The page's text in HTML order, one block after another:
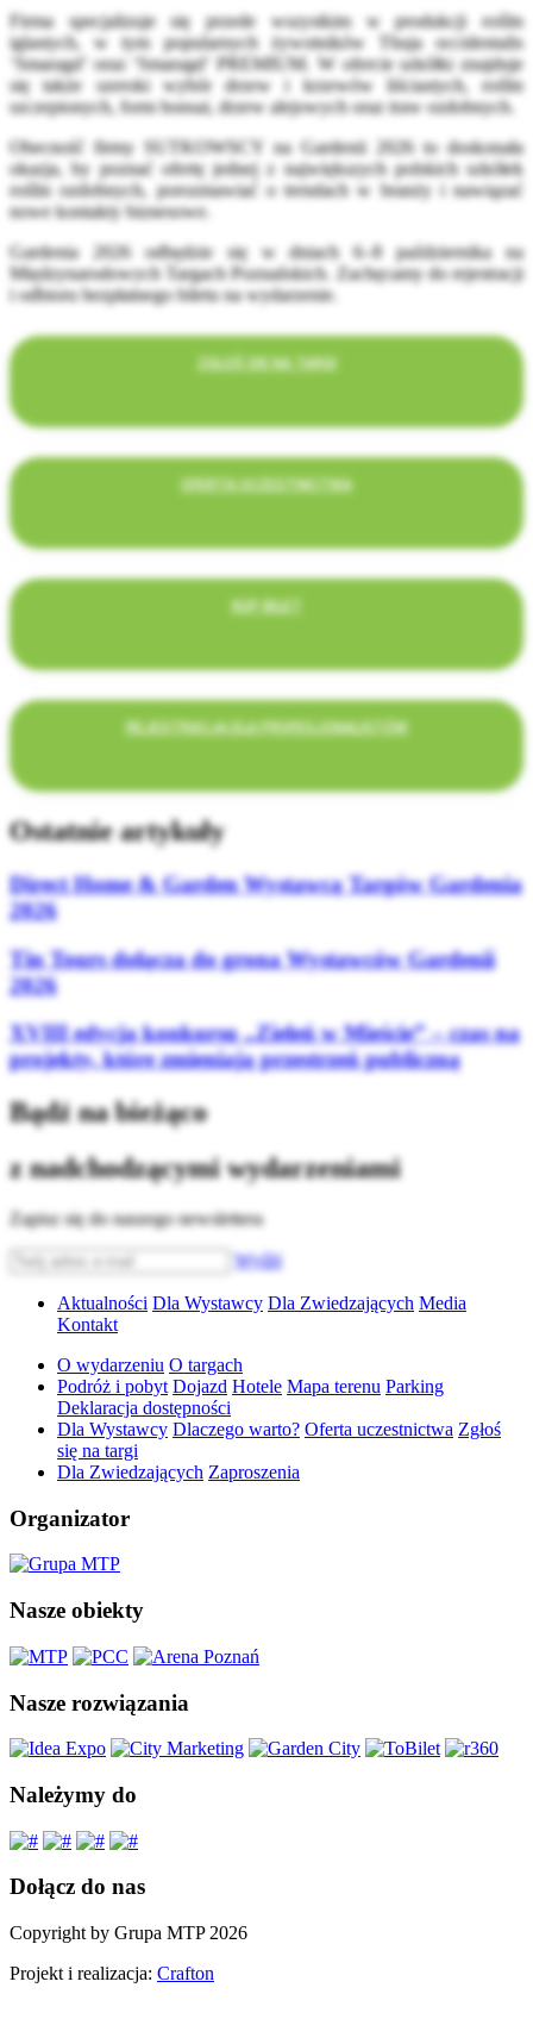
Firma specjalizuje się przede wszystkim w produkcji roślin
iglastych, w tym popularnych żywotników Thuja occidentalis
‘Smaragd’ oraz ‘Smaragd’ PREMIUM. W ofercie szkółki znajduje
się także szeroki wybór drzew i krzewów liściastych, roślin
szczepionych, form bonsai, drzew alejowych oraz traw ozdobnych.
Obecność firmy SUTKOWSCY na Gardenii 2026 to doskonała
okazja, by poznać ofertę jednej z największych polskich szkółek
roślin ozdobnych, porozmawiać o trendach w branży i nawiązać
nowe kontakty biznesowe.
Gardenia 2026 odbędzie się w dniach 6–8 października na
Międzynarodowych Targach Poznańskich. Zachęcamy do rejestracji
i odbioru bezpłatnego biletu na wydarzenie.
ZGŁOŚ SIĘ NA TARGI
OFERTA UCZESTNICTWA
KUP BILET
REJESTRACJA DLA PROFESJONALISTÓW
Ostatnie artykuły
Direct Home & Garden Wystawcą Targów Gardenia
2026
Tin Tours dołącza do grona Wystawców Gardenii
2026
XVIII edycja konkursu „Zieleń w Mieście” – czas na
projekty, które zmieniają przestrzeń publiczną
Bądź na bieżąco
z nadchodzącymi wydarzeniami
Zapisz się do naszego newslettera
Wyślij
Aktualności Dla Wystawcy Dla Zwiedzających Media
Kontakt
O wydarzeniu O targach
Podróż i pobyt Dojazd Hotele Mapa terenu Parking
Deklaracja dostępności
Dla Wystawcy Dlaczego warto? Oferta uczestnictwa Zgłoś
się na targi
Dla Zwiedzających Zaproszenia
Organizator
Nasze obiekty
Nasze rozwiązania
Należymy do
Dołącz do nas
Copyright by Grupa MTP 2026
Projekt i realizacja: Crafton